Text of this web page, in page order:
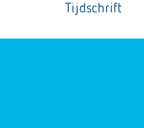
Tijdschrift